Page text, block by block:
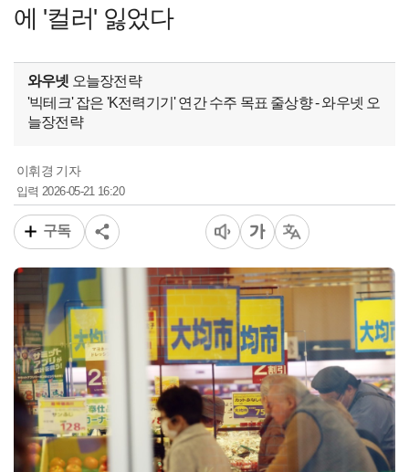
에 '컬러' 잃었다
와우넷 오늘장전략
'빅테크' 잡은 'K전력기기' 연간 수주 목표 줄상향 - 와우넷 오
늘장전략
이휘경 기자
입력 2026-05-21 16:20
구독